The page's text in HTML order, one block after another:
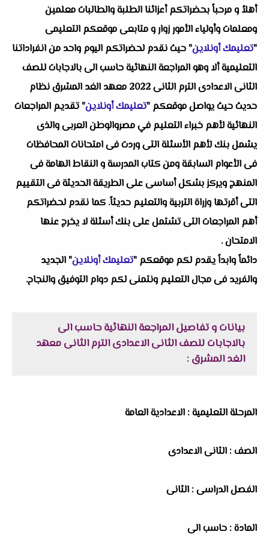
أهلاُ و مرحباً بحضراتكم أعزائنا الطلبة والطالبات معلمين
ومعلمات وأولياء الأمور زوار و متابعى موقعكم التعليمى
"تعليمك أونلاين" حيث نقدم لحضراتكم اليوم واحد من انفراداتنا
التعليمية ألا وهو المراجعة النهائية حاسب الى بالاجابات للصف
الثانى الاعدادى الترم الثانى 2022 معهد الغد المشرق نظام
حديث حيث يواصل موقعكم "تعليمك أونلاين" تقديم المراجعات
النهائية لأهم خبراء التعليم في مصروالوطن العربى والذى
يشمل بنك لأهم الأسئلة التى وردت فى امتحانات المحافظات
فى الأعوام السابقة ومن كتاب المدرسة و النقاط الهامة فى
المنهج ويركز بشكل أساسى على الطريقة الحديثة فى التقييم
التى أقرتها وزراة التربية والتعليم حديثاً. كما نقدم لحضراتكم
أهم المراجعات التى تشتمل على بنك أسئلة لا يخرج عنها
الامتحان .
دائماً وابداً يقدم لكم موقعكم "تعليمك أونلاين" الجديد
والفريد فى مجال التعليم ونتمنى لكم دوام التوفيق والنجاح.
بيانات و تفاصيل المراجعة النهائية حاسب الى
بالاجابات للصف الثانى الاعدادى الترم الثانى معهد
الغد المشرق :
المرحلة التعليمية : الاعدادية العامة
الصف : الثانى الاعدادى
الفصل الدراسى : الثانى
المادة : حاسب الى